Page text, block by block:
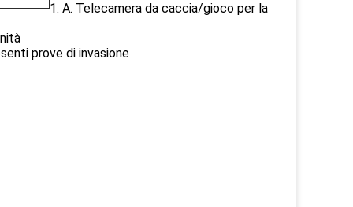
1. A. Telecamera da caccia/gioco per la
prove di invasione